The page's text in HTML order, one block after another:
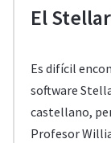
El
Es difícil
software
castellano,
Profesor